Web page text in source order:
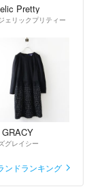
ますので宜しけれ
したようです。お
てくる方でした。
為、購入意思がな
のはこの為です。
迷惑でした。こん
。
Pretty
ェリックプリティー
グレイシー
ンドランキング